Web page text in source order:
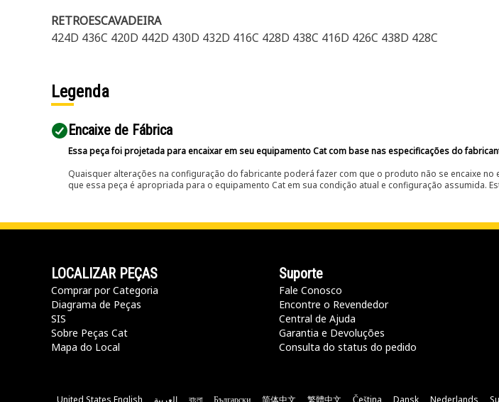
RETROESCAVADEIRA
424D 436C 420D 442D 430D 432D 416C 428D 438C 416D 426C 438D 428C
Legenda
Encaixe de Fábrica
Essa peça foi projetada para encaixar em seu equipamento Cat com base nas especificações do
Quaisquer alterações na configuração do fabricante poderá fazer com que o produto não se encaixe
que essa peça é apropriada para o equipamento Cat em sua condição atual e configuração assumida.
LOCALIZAR PEÇAS
Comprar por Categoria
Diagrama de Peças
SIS
Sobre Peças Cat
Mapa do Local
Suporte
Fale Conosco
Encontre o Revendedor
Central de Ajuda
Garantia e Devoluções
Consulta do status do pedido
United States English العربية বাংলা Български 简体中文 繁體中文 Čeština Dansk Nederlands